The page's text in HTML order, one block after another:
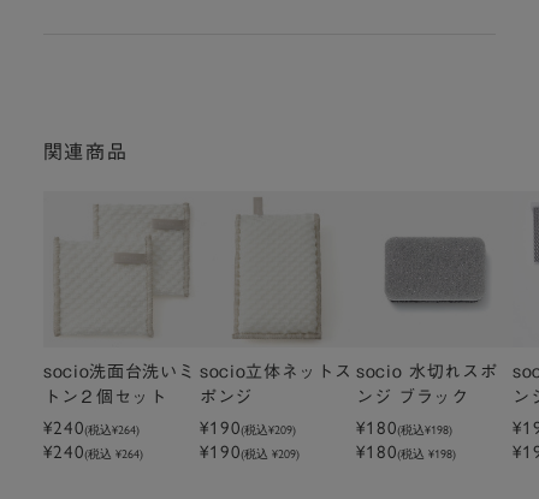
関連商品
socio洗面台洗いミ
トン２個セット
¥240(税込¥264)
¥240(税込 ¥264)
socio立体ネットス
ポンジ
¥190(税込¥209)
¥190(税込 ¥209)
socio 水切れスポ
ンジ ブラック
¥180(税込¥198)
¥180(税込 ¥198)
ン